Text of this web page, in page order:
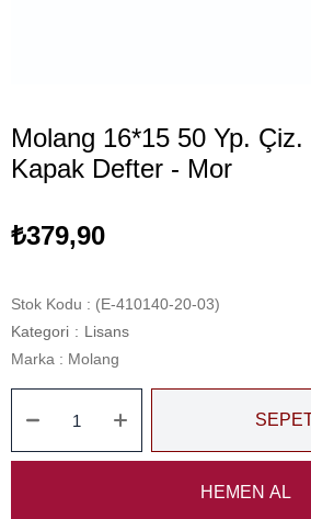
Molang 16*15 50 Yp.
Kapak Defter - Mor
₺379,90
Stok Kodu
(E-410140-20-03)
Kategori : Lisans
Marka : Molang